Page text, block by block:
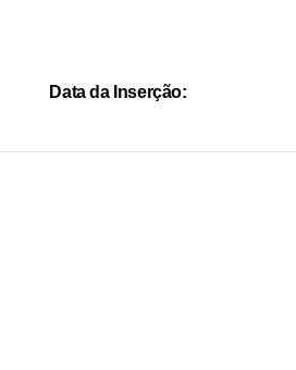
Data da Inserção: